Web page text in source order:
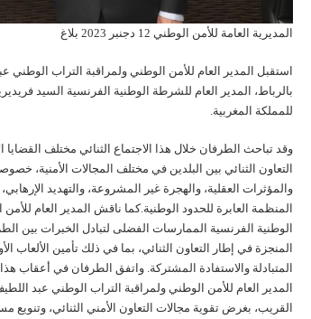
المديرية العامة للأمن الوطني 12 دجنبر 2023 بلاغ
للمملكة المغربية.
وقد تباحث الطرفان خلال هذا الاجتماع الثنائي مختلف القضايا
التعاون الثنائي بين البلدين في مختلف المجالات الأمنية،
والمؤثرات العقلية، والهجرة غير المشروعة، والتهديد
المنظمة العابرة للحدود الوطنية.كما ناقش المدير العام
الوطنية الفرنسية الممارسات الفضلى لتبادل الخبرات بين
المنجزة في إطار التعاون الثنائي، بما في ذلك تأمين
المتبادلة والاستفادة المشتركة. واتفق الطرفان في أعقاب
المدير العام للأمن الوطني ولمراقبة التراب الوطني عبد
القريب، بغرض تقوية مجالات التعاون الأمني الثنائي، وتنويع